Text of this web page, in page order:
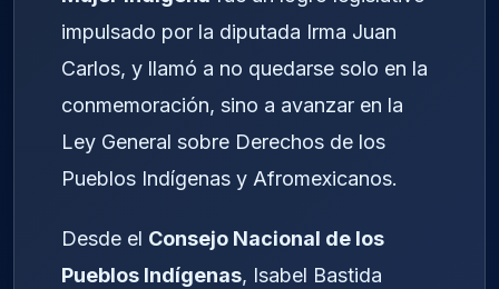
impulsado por la diputada Irma Juan
Carlos, y llamó a no quedarse solo en la
conmemoración, sino a avanzar en la
Ley General sobre Derechos de los
Pueblos Indígenas y Afromexicanos.
Desde el Consejo Nacional de los
Pueblos Indígenas, Isabel Bastida